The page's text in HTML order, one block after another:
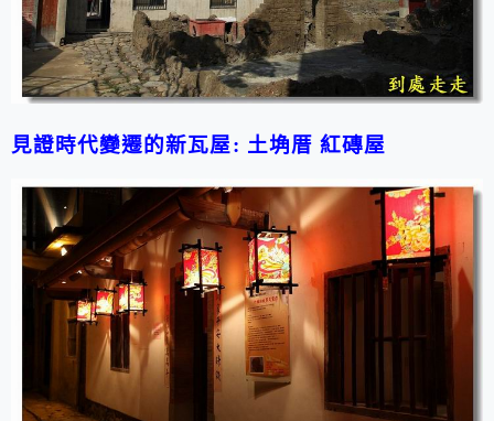
見證時代變遷的新瓦屋: 土埆厝 紅磚屋